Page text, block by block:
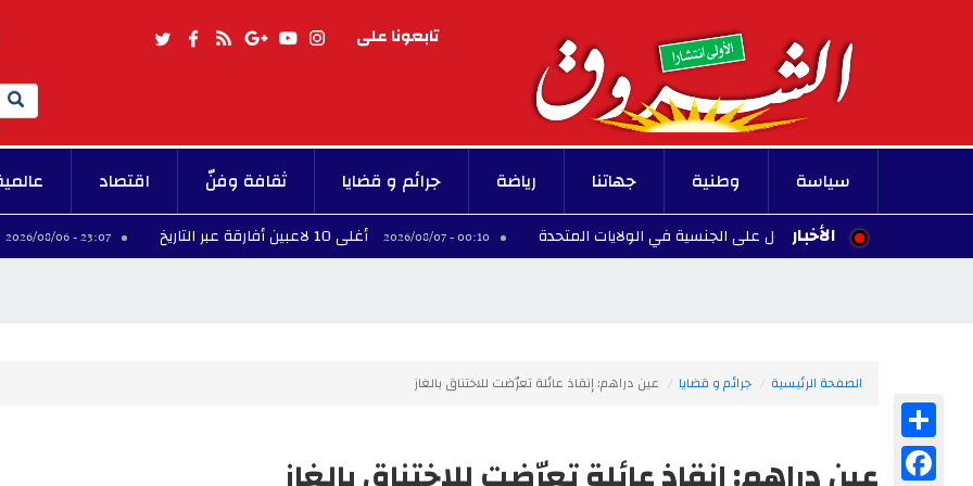
تابعونا على
Search
سياسة وطنية جهاتنا رياضة جرائم و قضايا ثقافة وفنّ اقتصاد
الأخبار
الأطفال للحصول على الجنسية في الولايات المتحدة 00:10 - 2026/08/07 أغلى 10 لاعبين أفارقة عبر التاريخ 23:07 - 2026/08/06
الصفحة الرئيسية جرائم و قضايا عين دراهم: إنقاذ عائلة تعرّضت للاختناق بالغاز
Facebook